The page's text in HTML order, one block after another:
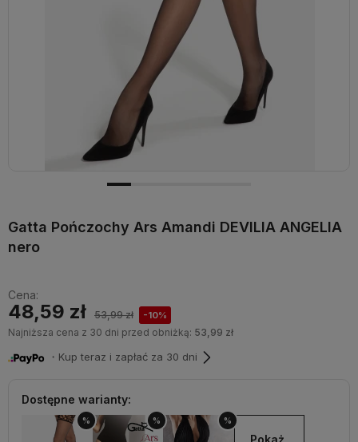
Gatta Pończochy Ars Amandi DEVILIA ANGELIA
nero
Cena:
48,59 zł 53,99 zł -10%
Najniższa cena z 30 dni przed obniżką: 53,99 zł
・Kup teraz i zapłać za 30 dni
Dostępne warianty:
% % %
Pokaż